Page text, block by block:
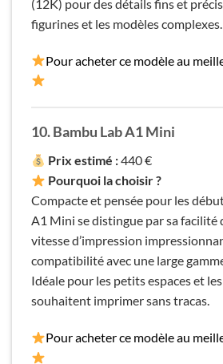
(12K) pour des détails fins et
figurines et les modèles complexes.
Pour acheter ce modèle au
10.Bambu Lab A1 Mini
Prix estimé :440 €
Pourquoi la choisir ?
Compacte et pensée pour les
A1 Mini se distingue par sa facilité
vitesse d’impression
compatibilité avec une large
Idéale pour les petits espaces et
souhaitent imprimer sans tracas.
Pour acheter ce modèle au